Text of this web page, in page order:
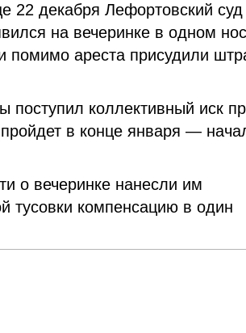
22 декабря Лефортовский суд
на вечеринке в одном
помимо ареста присудили
поступил коллективный иск
в конце января —
о вечеринке нанесли им
тусовки компенсацию в один